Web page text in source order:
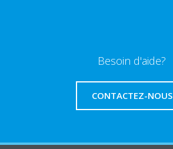
Besoin d'aide?
CONTACTEZ-NOUS